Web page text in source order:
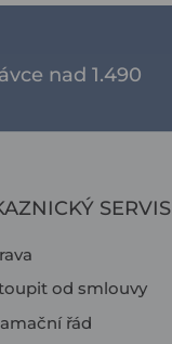
nad 1.490
SERVIS
od smlouvy
řád